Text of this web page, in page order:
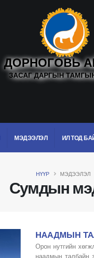
ДОРНОГОВЬ
ЗАСАГ ДАРГЫН
МЭДЭЭЛЭЛ ИЛ ТОД
Сумдын
НҮҮР МЭДЭЭЛЭЛ
НААДМЫН
Орон нутгийн
наадмын талбайн